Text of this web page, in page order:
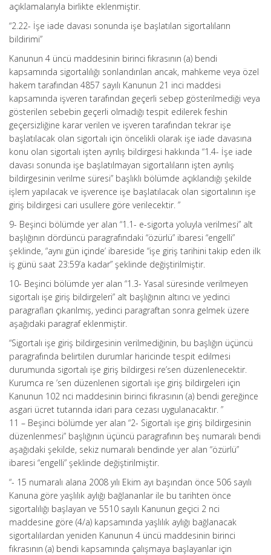
açıklamalarıyla birlikte eklenmiştir.
“2.22- İşe iade davası sonunda işe başlatılan sigortalıların
bildirimi”
Kanunun 4 üncü maddesinin birinci fıkrasının (a) bendi
kapsamında sigortalılığı sonlandırılan ancak, mahkeme veya özel
hakem tarafından 4857 sayılı Kanunun 21 inci maddesi
kapsamında işveren tarafından geçerli sebep gösterilmediği veya
gösterilen sebebin geçerli olmadığı tespit edilerek feshin
geçersizliğine karar verilen ve işveren tarafından tekrar işe
başlatılacak olan sigortalı için öncelikli olarak işe iade davasına
konu olan sigortalı işten ayrılış bildirgesi hakkında “1.4- İşe iade
davası sonunda işe başlatılmayan sigortalıların işten ayrılış
bildirgesinin verilme süresi” başlıklı bölümde açıklandığı şekilde
işlem yapılacak ve işverence işe başlatılacak olan sigortalının işe
giriş bildirgesi cari usullere göre verilecektir. ”
9- Beşinci bölümde yer alan “1.1- e-sigorta yoluyla verilmesi” alt
başlığının dördüncü paragrafındaki “özürlü” ibaresi “engelli”
şeklinde, “aynı gün içinde’ ibareside “işe giriş tarihini takip eden ilk
iş günü saat 23:59’a kadar” şeklinde değiştirilmiştir.
10- Beşinci bölümde yer alan “1.3- Yasal süresinde verilmeyen
sigortalı işe giriş bildirgeleri” alt başlığının altıncı ve yedinci
paragrafları çıkarılmış, yedinci paragraftan sonra gelmek üzere
aşağıdaki paragraf eklenmiştir.
“Sigortalı işe giriş bildirgesinin verilmediğinin, bu başlığın üçüncü
paragrafında belirtilen durumlar haricinde tespit edilmesi
durumunda sigortalı işe giriş bildirgesi re’sen düzenlenecektir.
Kurumca re ’sen düzenlenen sigortalı işe giriş bildirgeleri için
Kanunun 102 nci maddesinin birinci fıkrasının (a) bendi gereğince
asgari ücret tutarında idari para cezası uygulanacaktır. ”
11 – Beşinci bölümde yer alan “2- Sigortalı işe giriş bildirgesinin
düzenlenmesi” başlığının üçüncü paragrafının beş numaralı bendi
aşağıdaki şekilde, sekiz numaralı bendinde yer alan “özürlü”
ibaresi “engelli” şeklinde değiştirilmiştir.
“- 15 numaralı alana 2008 yılı Ekim ayı başından önce 506 sayılı
Kanuna göre yaşlılık aylığı bağlananlar ile bu tarihten önce
sigortalılığı başlayan ve 5510 sayılı Kanunun geçici 2 nci
maddesine göre (4/a) kapsamında yaşlılık aylığı bağlanacak
sigortalılardan yeniden Kanunun 4 üncü maddesinin birinci
fıkrasının (a) bendi kapsamında çalışmaya başlayanlar için